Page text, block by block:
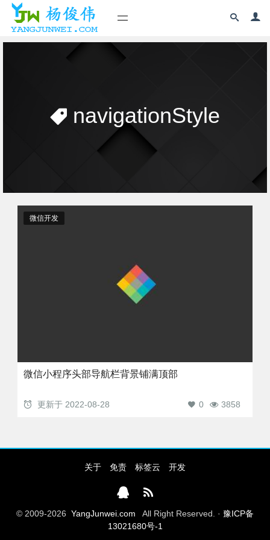
navigationStyle
微信开发
微信小程序头部导航栏背景铺满顶部
更新于 2022-08-28 3858
0
关于 免责 标签云 开发
© 2009-2026 YangJunwei.com All Right Reserved. · 豫ICP备
13021680号-1